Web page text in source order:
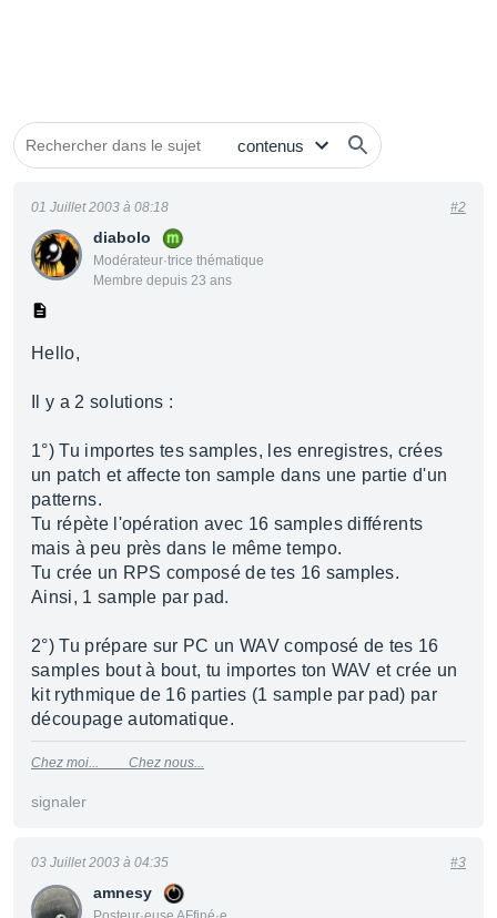
diabolo
Modérateur·trice thématique
Membre depuis 23 ans
01 Juillet 2003 à 08:18 #2
Hello,
Il y a 2 solutions :
1°) Tu importes tes samples, les enregistres, crées
un patch et affecte ton sample dans une partie d'un
patterns.
Tu répète l'opération avec 16 samples différents
mais à peu près dans le même tempo.
Tu crée un RPS composé de tes 16 samples.
Ainsi, 1 sample par pad.
2°) Tu prépare sur PC un WAV composé de tes 16
samples bout à bout, tu importes ton WAV et crée un
kit rythmique de 16 parties (1 sample par pad) par
découpage automatique.
Chez moi... Chez nous...
signaler
amnesy
03 Juillet 2003 à 04:35 #3